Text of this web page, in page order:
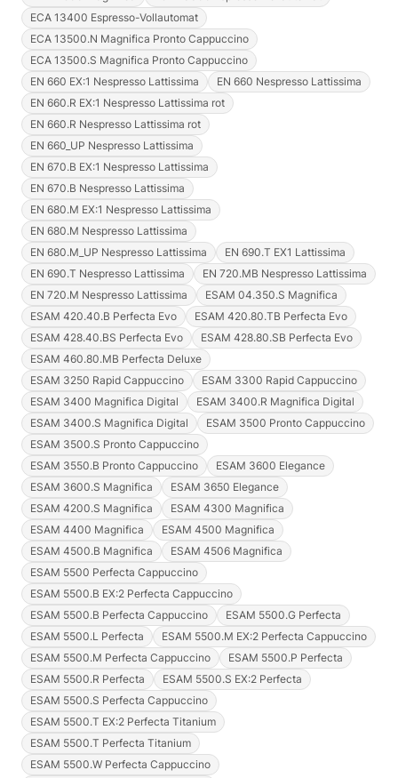
ECA 13400 Espresso-Vollautomat
ECA 13500.N Magnifica Pronto Cappuccino
ECA 13500.S Magnifica Pronto Cappuccino
EN 660 EX:1 Nespresso Lattissima
EN 660 Nespresso Lattissima
EN 660.R EX:1 Nespresso Lattissima rot
EN 660.R Nespresso Lattissima rot
EN 660_UP Nespresso Lattissima
EN 670.B EX:1 Nespresso Lattissima
EN 670.B Nespresso Lattissima
EN 680.M EX:1 Nespresso Lattissima
EN 680.M Nespresso Lattissima
EN 680.M_UP Nespresso Lattissima
EN 690.T EX1 Lattissima
EN 690.T Nespresso Lattissima
EN 720.MB Nespresso Lattissima
EN 720.M Nespresso Lattissima
ESAM 04.350.S Magnifica
ESAM 420.40.B Perfecta Evo
ESAM 420.80.TB Perfecta Evo
ESAM 428.40.BS Perfecta Evo
ESAM 428.80.SB Perfecta Evo
ESAM 460.80.MB Perfecta Deluxe
ESAM 3250 Rapid Cappuccino
ESAM 3300 Rapid Cappuccino
ESAM 3400 Magnifica Digital
ESAM 3400.R Magnifica Digital
ESAM 3400.S Magnifica Digital
ESAM 3500 Pronto Cappuccino
ESAM 3500.S Pronto Cappuccino
ESAM 3550.B Pronto Cappuccino
ESAM 3600 Elegance
ESAM 3600.S Magnifica
ESAM 3650 Elegance
ESAM 4200.S Magnifica
ESAM 4300 Magnifica
ESAM 4400 Magnifica
ESAM 4500 Magnifica
ESAM 4500.B Magnifica
ESAM 4506 Magnifica
ESAM 5500 Perfecta Cappuccino
ESAM 5500.B EX:2 Perfecta Cappuccino
ESAM 5500.B Perfecta Cappuccino
ESAM 5500.G Perfecta
ESAM 5500.L Perfecta
ESAM 5500.M EX:2 Perfecta Cappuccino
ESAM 5500.M Perfecta Cappuccino
ESAM 5500.P Perfecta
ESAM 5500.R Perfecta
ESAM 5500.S EX:2 Perfecta
ESAM 5500.S Perfecta Cappuccino
ESAM 5500.T EX:2 Perfecta Titanium
ESAM 5500.T Perfecta Titanium
ESAM 5500.W Perfecta Cappuccino